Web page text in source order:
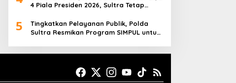
4 Piala Presiden 2026, Sultra Tetap
5
Tingkatkan Pelayanan Publik, Polda
Sultra Resmikan Program SIMPUL untuk